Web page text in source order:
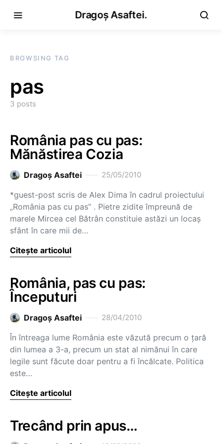
Dragoș Asaftei.
BROWSING TAG
pas
3 posts
România pas cu pas:
Mănăstirea Cozia
Dragoş Asaftei 25/05/2010
*guest-post scris de Alex Dima în cadrul proiectului
„România pas cu pas” . Pietre zidite împreună de
marele Mircea cel Bătrân constituie astăzi un locaş
sfânt în care mii de…
Citește articolul
România, pas cu pas:
Începuturi
Dragoş Asaftei 28/04/2010
În întreaga lume România este văzută precum o ţară
din lumea a 3-a, precum un stat al nimănui în care
legile sunt făcute doar pentru a fi încălcate. Politica
este…
Citește articolul
Trecând prin apus…